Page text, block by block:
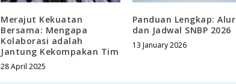
Merajut Kekuatan
Bersama: Mengapa
Kolaborasi adalah
Jantung Kekompakan Tim
28 April 2025
Panduan Lengkap: Alur
dan Jadwal SNBP 2026
13 January 2026